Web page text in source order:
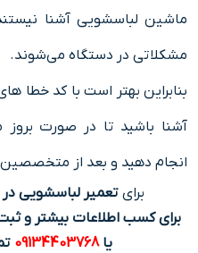
ماشین لباسشویی آشنا
مشکلاتی در دستگاه می‌شوند.
بنابراین بهتر است با کد
آشنا باشید تا در صورت بروز
انجام دهید و بعد از
برایتعمیر لباسشویی در
برای کسب اطلاعات بیشتر و
یا09134403768